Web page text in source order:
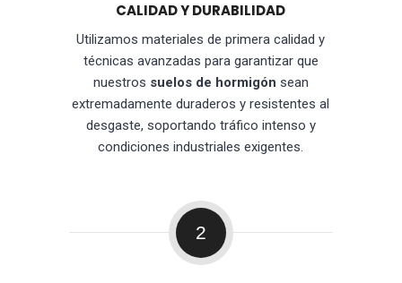
CALIDAD Y DURABILIDAD
Utilizamos materiales de primera calidad y
técnicas avanzadas para garantizar que
nuestros suelos de hormigón sean
extremadamente duraderos y resistentes al
desgaste, soportando tráfico intenso y
condiciones industriales exigentes.
2